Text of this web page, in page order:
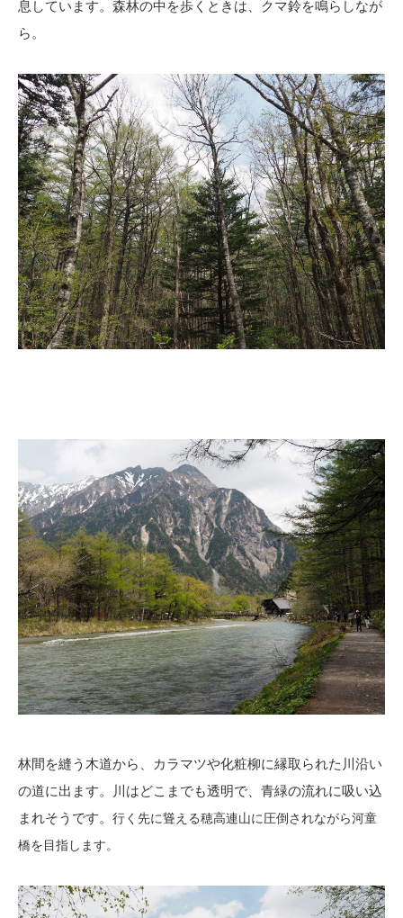
息しています。森林の中を歩くときは、クマ鈴を鳴らしなが
ら。
林間を縫う木道から、カラマツや化粧柳に縁取られた川沿い
の道に出ます。川はどこまでも透明で、青緑の流れに吸い込
まれそうです。 行く先に聳える穂高連山に圧倒されながら河童
橋を目指します。